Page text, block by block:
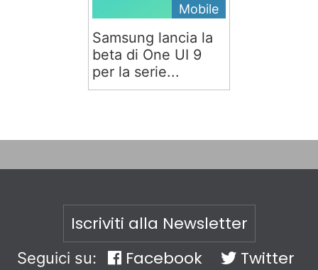
Mobile
Samsung lancia la
beta di One UI 9
per la serie...
Iscriviti alla Newsletter
Seguici su: Facebook
Twitter